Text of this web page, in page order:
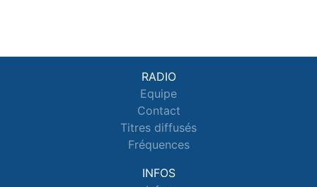
RADIO
Equipe
Contact
Titres diffusés
Fréquences
INFOS